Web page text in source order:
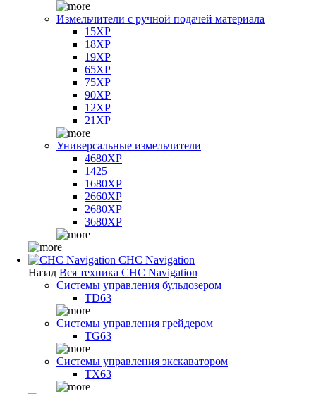
Измельчители с ручной подачей материала
15XP
18XP
19XP
65XP
75XP
90XP
12XP
21XP
Универсальные измельчители
4680XP
1425
1680XP
2660XP
2680XP
3680XP
CHC Navigation
Назад Вся техника CHC Navigation
Системы управления бульдозером
TD63
Системы управления грейдером
TG63
Системы управления экскаватором
TX63